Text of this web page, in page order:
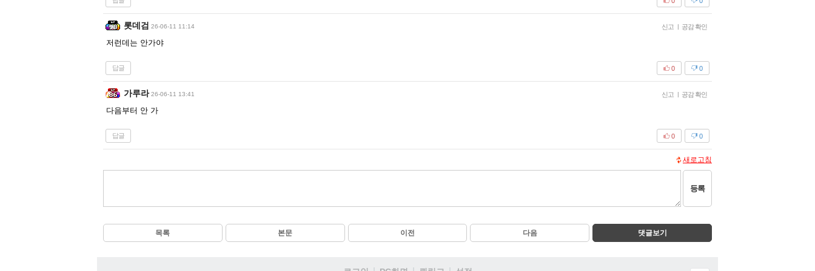
롯데검 26-06-11 11:14 신고 | 공감 확인
저런데는 안가야
답글 0
0
가루라 26-06-11 13:41 신고 | 공감 확인
다음부터 안 가
답글 0
0
새로고침
등록
목록 본문 이전 다음 댓글보기